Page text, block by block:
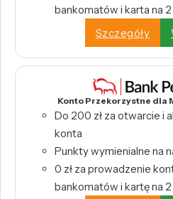
bankomatów i karta na
Szczegóły
Konto Przekorzystne dla
Do 200 zł za otwarcie i
konta
Punkty wymienialne na
0 zł za prowadzenie
bankomatów i kartę na